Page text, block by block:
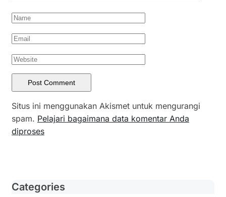
Situs ini menggunakan Akismet untuk mengurangi
spam. Pelajari bagaimana data komentar Anda
diproses
Categories